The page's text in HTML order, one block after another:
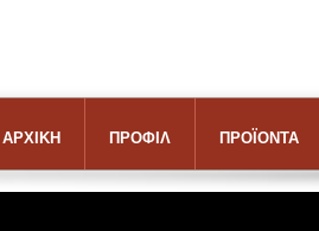
ΑΡΧΙΚΗ ΠΡΟΦΙΛ ΠΡΟΪΟΝΤΑ